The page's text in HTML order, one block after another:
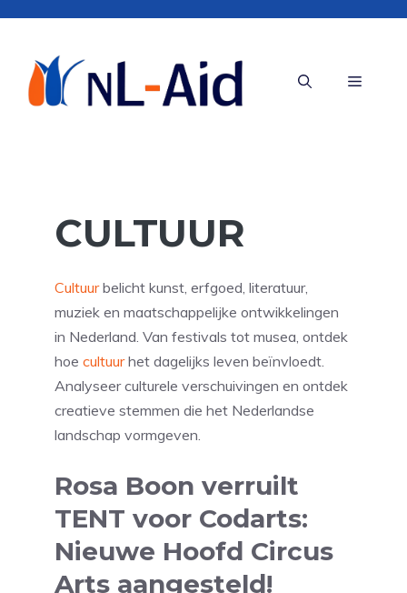
inhoud
Menu
CULTUUR
Cultuurbelicht kunst, erfgoed, literatuur,
muziek en maatschappelijke ontwikkelingen
in Nederland. Van festivals tot musea, ontdek
hoe cultuurhet dagelijks leven beïnvloedt.
Analyseer culturele verschuivingen en ontdek
creatieve stemmen die het Nederlandse
landschap vormgeven.
Rosa Boon verruilt
TENT voor Codarts:
Nieuwe Hoofd Circus
Arts aangesteld!